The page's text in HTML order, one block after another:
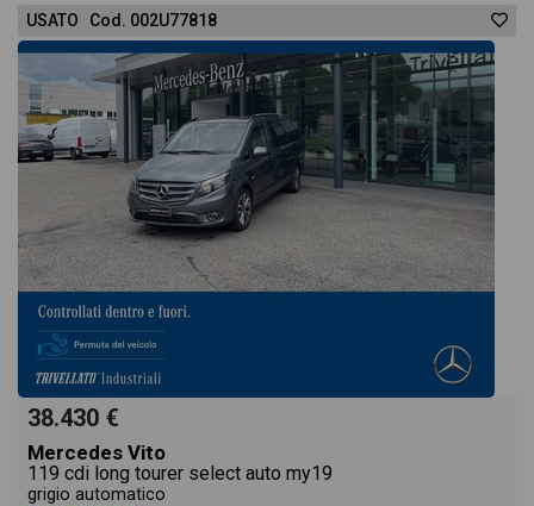
USATO Cod. 002U77818
38.430 €
Mercedes Vito
119 cdi long tourer select auto my19
grigio automatico